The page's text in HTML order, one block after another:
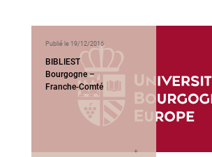
Publié le 19/12/2016
BIBLIEST
Bourgogne –
Franche-Comté